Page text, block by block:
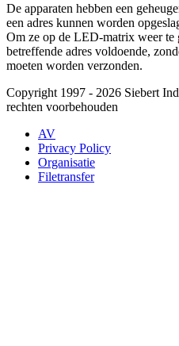
De apparaten hebben een
een adres kunnen worden
Om ze op de LED-matrix weer te
betreffende adres voldoende,
moeten worden verzonden.
Copyright 1997 - 2026 Siebert
rechten voorbehouden
AV
Privacy Policy
Organisatie
Filetransfer